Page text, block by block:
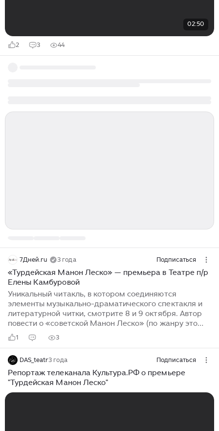
02:50
2 3 44
7Дней.ru 3 года Подписаться
«Турдейская Манон Леско» — премьера в Театре п/р
Елены Камбуровой
Уникальный читакль, в котором соединяются
элементы музыкально-драматического спектакля и
литературной читки, смотрите 8 и 9 октября. Автор
повести о «советской Манон Леско» (по жанру это
«история одной любви. Пастораль в картинках») —
Всеволод Петров, несправедливо забытый сегодня
музейный деятель. Друг Даниила Хармса, ученик
Николая Пунина, рафинированный питерский
интеллигент с безупречным литературным и
художественным вкусом. Созданная им «Турдейская
1 3
DAS_teatr3 года Подписаться
Репортаж телеканала Культура.РФ о премьере
"Турдейская Манон Леско"